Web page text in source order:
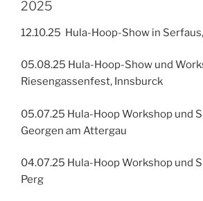
2025
12.10.25 Hula-Hoop-Show in
05.08.25 Hula-Hoop-Show und
Riesengassenfest, Innsburck
05.07.25 Hula-Hoop Workshop und
Georgen am Attergau
04.07.25 Hula-Hoop Workshop und
Perg